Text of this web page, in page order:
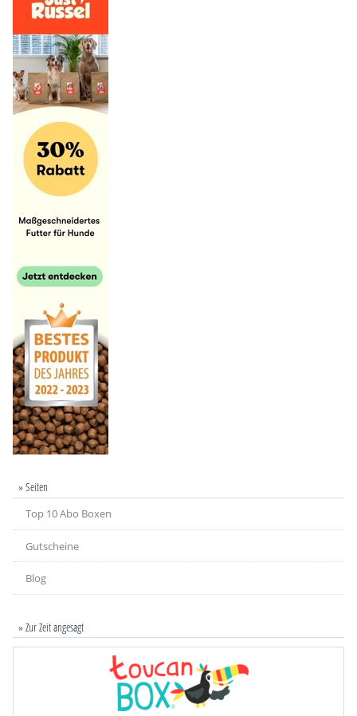
» Seiten
Top 10 Abo Boxen
Gutscheine
Blog
» Zur Zeit angesagt